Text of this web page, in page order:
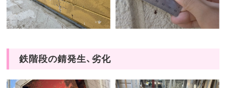
鉄階段の錆発生、劣化